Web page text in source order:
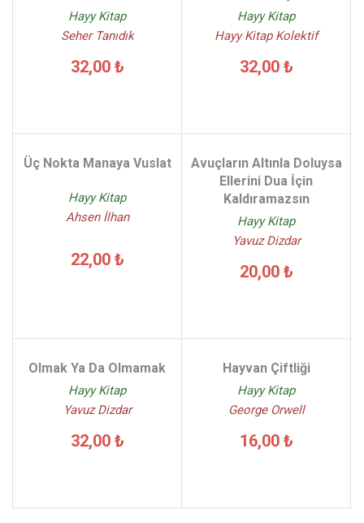
Hayy Kitap
Seher Tanıdık
32,00 ₺
Hayy Kitap
Hayy Kitap Kolektif
32,00 ₺
Üç Nokta Manaya Vuslat
Hayy Kitap
Ahsen İlhan
22,00 ₺
Avuçların Altınla Doluysa
Ellerini Dua İçin
Kaldıramazsın
Hayy Kitap
Yavuz Dizdar
20,00 ₺
Olmak Ya Da Olmamak
Hayy Kitap
Yavuz Dizdar
32,00 ₺
Hayvan Çiftliği
Hayy Kitap
George Orwell
16,00 ₺